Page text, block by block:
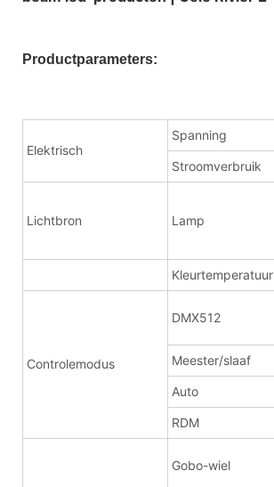
Productparameters:
Elektrisch
Spanning
Stroomverbruik
Lichtbron Lamp
Kleurtemperatuur
Controlemodus
DMX512
Meester/slaaf
Auto
RDM
Gobo-wiel